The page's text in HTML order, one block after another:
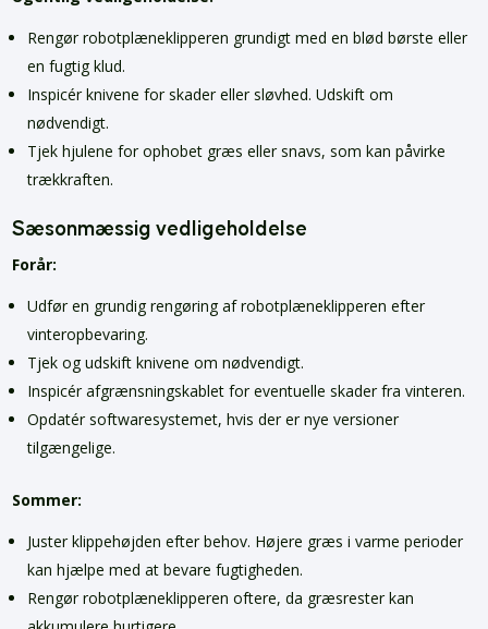
Rengør robotplæneklipperen grundigt med en blød børste eller
en fugtig klud.
Inspicér knivene for skader eller sløvhed. Udskift om
nødvendigt.
Tjek hjulene for ophobet græs eller snavs, som kan påvirke
trækkraften.
Sæsonmæssig vedligeholdelse
Forår:
Udfør en grundig rengøring af robotplæneklipperen efter
vinteropbevaring.
Tjek og udskift knivene om nødvendigt.
Inspicér afgrænsningskablet for eventuelle skader fra vinteren.
Opdatér softwaresystemet, hvis der er nye versioner
tilgængelige.
Sommer:
Juster klippehøjden efter behov. Højere græs i varme perioder
kan hjælpe med at bevare fugtigheden.
Rengør robotplæneklipperen oftere, da græsrester kan